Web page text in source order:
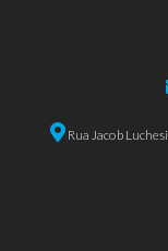
Rua Jacob